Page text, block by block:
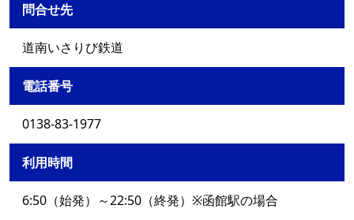
問合せ先
道南いさりび鉄道
電話番号
0138-83-1977
利用時間
6:50（始発）～22:50（終発）※函館駅の場合